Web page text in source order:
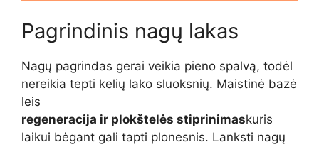
Pagrindinis nagų lakas
Nagų pagrindas gerai veikia pieno spalvą, todėl
nereikia tepti kelių lako sluoksnių. Maistinė bazė
leis
regeneracija ir plokštelės stiprinimaskuris
laikui bėgant gali tapti plonesnis. Lanksti nagų